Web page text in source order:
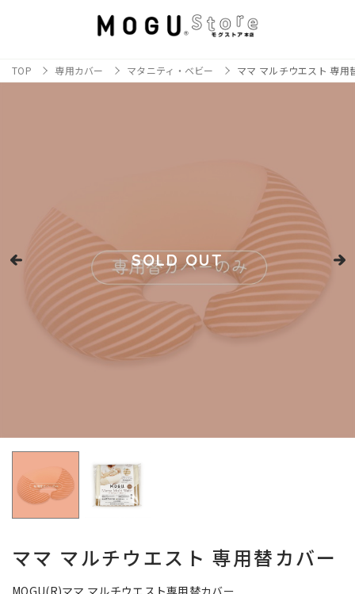
TOP 専用カバー マタニティ・ベビー ママ マルチウエスト 専用
SOLD OUT
ママ マルチウエスト 専用替カバー